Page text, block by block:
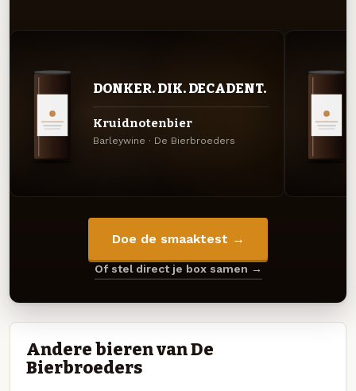
DONKER. DIK. DECADENT.
Kruidnotenbier
Barleywine · De Bierbroeders
Doe de smaaktest →
Of stel direct je box samen →
Andere bieren van De
Bierbroeders